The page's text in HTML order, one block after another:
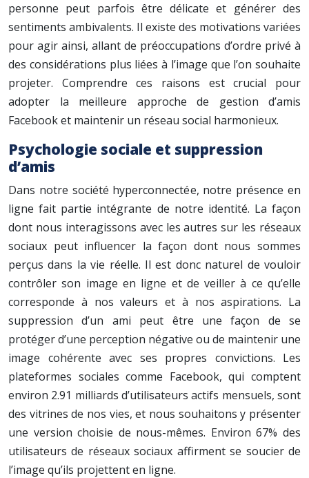
personne peut parfois être délicate et générer des
sentiments ambivalents. Il existe des motivations variées
pour agir ainsi, allant de préoccupations d’ordre privé à
des considérations plus liées à l’image que l’on souhaite
projeter. Comprendre ces raisons est crucial pour
adopter la meilleure approche de gestion d’amis
Facebook et maintenir un réseau social harmonieux.
Psychologie sociale et suppression
d’amis
Dans notre société hyperconnectée, notre présence en
ligne fait partie intégrante de notre identité. La façon
dont nous interagissons avec les autres sur les réseaux
sociaux peut influencer la façon dont nous sommes
perçus dans la vie réelle. Il est donc naturel de vouloir
contrôler son image en ligne et de veiller à ce qu’elle
corresponde à nos valeurs et à nos aspirations. La
suppression d’un ami peut être une façon de se
protéger d’une perception négative ou de maintenir une
image cohérente avec ses propres convictions. Les
plateformes sociales comme Facebook, qui comptent
environ 2.91 milliards d’utilisateurs actifs mensuels, sont
des vitrines de nos vies, et nous souhaitons y présenter
une version choisie de nous-mêmes. Environ 67% des
utilisateurs de réseaux sociaux affirment se soucier de
l’image qu’ils projettent en ligne.